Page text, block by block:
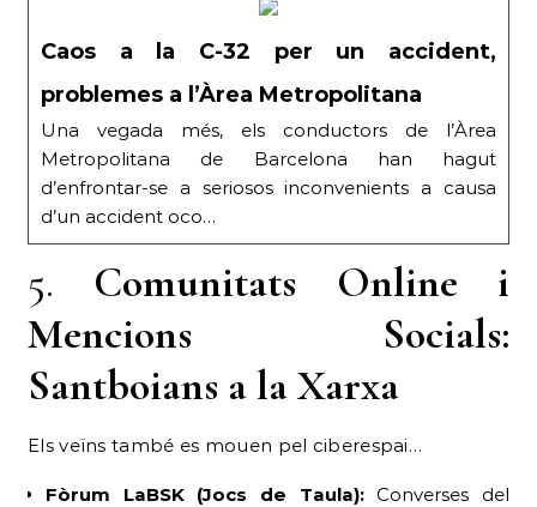
Caos a la C-32 per un accident,
problemes a l’Àrea Metropolitana
Una vegada més, els conductors de l’Àrea
Metropolitana de Barcelona han hagut
d’enfrontar-se a seriosos inconvenients a causa
d’un accident oco…
5. Comunitats Online i
Mencions Socials:
Santboians a la Xarxa
Els veïns també es mouen pel ciberespai…
Fòrum LaBSK (Jocs de Taula):Converses del